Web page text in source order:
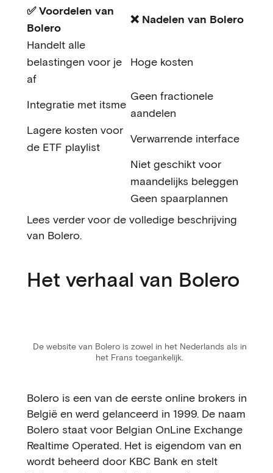
✅ Voordelen van
Bolero
❌ Nadelen van Bolero
Handelt alle
belastingen voor je
af
Hoge kosten
Integratie met itsme
Geen fractionele
aandelen
Lagere kosten voor
de ETF playlist
Verwarrende interface
Niet geschikt voor
maandelijks beleggen
Geen spaarplannen
Lees verder voor de volledige beschrijving
van Bolero.
Het verhaal van Bolero
De website van Bolero is zowel in het Nederlands als in
het Frans toegankelijk.
Bolero is een van de eerste online brokers in
België en werd gelanceerd in 1999. De naam
Bolero staat voor Belgian OnLine Exchange
Realtime Operated. Het is eigendom van en
wordt beheerd door KBC Bank en stelt